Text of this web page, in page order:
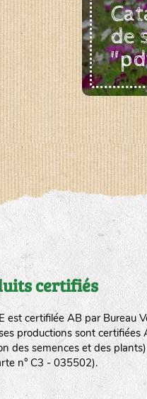
de
certifiés
est certifilée AB par Bureau
productions sont certifiées
des semences et des
n° C3 - 035502).